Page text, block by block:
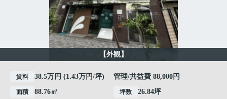
【外観】
賃料 38.5万円 (1.43万円/坪) 管理/共益費 88,000円
面積 88.76㎡ 坪数 26.84坪